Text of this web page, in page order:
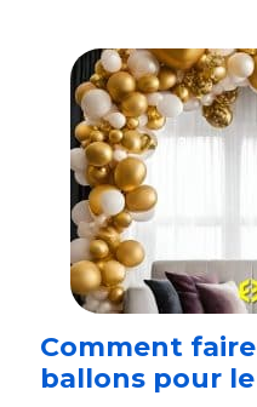
Comment
ballons pour